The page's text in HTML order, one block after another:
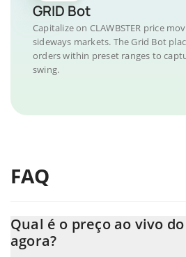
GRID Bot
Capitalize on CLAWBSTER price
sideways markets. The Grid Bot
orders within preset ranges to
swing.
FAQ
Qual é o preço ao vivo do
agora?